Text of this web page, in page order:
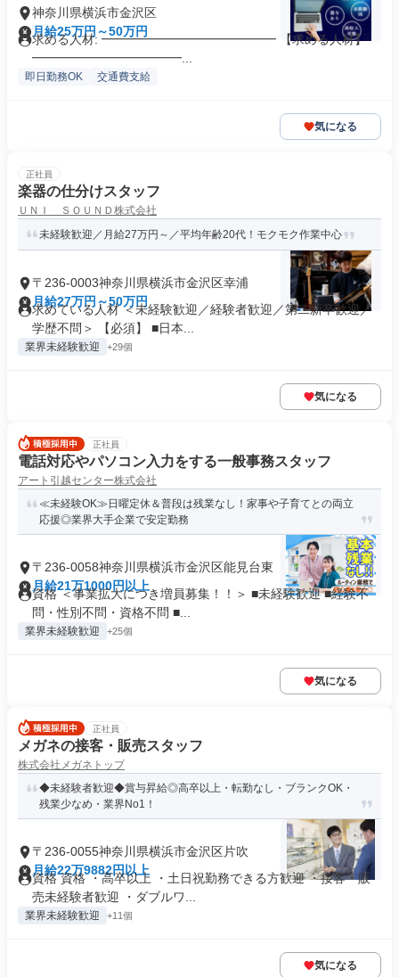
神奈川県横浜市金沢区
月給25万円～50万円
求める人材: ━━━━━━━━━━━━━━ 【求める人材】
━━━━━━━━━━━━...
即日勤務OK 交通費支給
気になる
正社員
楽器の仕分けスタッフ
ＵＮＩ ＳＯＵＮＤ株式会社
未経験歓迎／月給27万円～／平均年齢20代！モクモク作業中心
〒236-0003神奈川県横浜市金沢区幸浦
月給27万円～50万円
求めている人材 ＜未経験歓迎／経験者歓迎／第二新卒歓迎／
学歴不問＞ 【必須】 ■日本...
業界未経験歓迎 +29個
気になる
正社員
電話対応やパソコン入力をする一般事務スタッフ
アート引越センター株式会社
≪未経験OK≫日曜定休＆普段は残業なし！家事や子育てとの両立
応援◎業界大手企業で安定勤務
〒236-0058神奈川県横浜市金沢区能見台東
月給21万1000円以上
資格 ＜事業拡大につき増員募集！！＞ ■未経験歓迎 ■経験不
問・性別不問・資格不問 ■...
業界未経験歓迎 +25個
気になる
正社員
メガネの接客・販売スタッフ
株式会社メガネトップ
◆未経験者歓迎◆賞与昇給◎高卒以上・転勤なし・ブランクOK・
残業少なめ・業界No1！
〒236-0055神奈川県横浜市金沢区片吹
月給22万9882円以上
資格 資格 ・高卒以上 ・土日祝勤務できる方歓迎 ・接客・販
売未経験者歓迎 ・ダブルワ...
業界未経験歓迎 +11個
気になる